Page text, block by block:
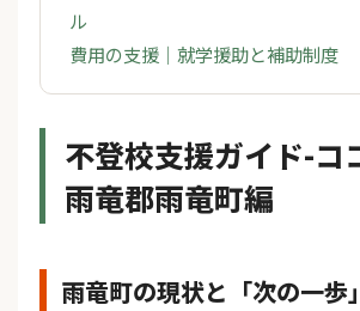
ル
費用の支援｜就学援助と補助制度
不登校支援ガイド-コ
雨竜郡雨竜町編
雨竜町の現状と「次の一歩」